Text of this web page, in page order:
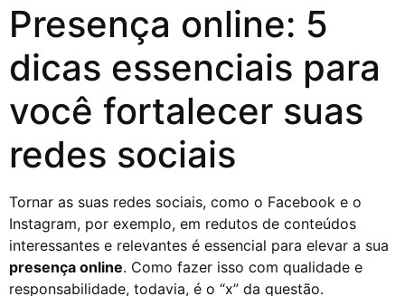
Presença online: 5
dicas essenciais para
você fortalecer suas
redes sociais
Tornar as suas redes sociais, como o Facebook e o
Instagram, por exemplo, em redutos de conteúdos
interessantes e relevantes é essencial para elevar a sua
presença online. Como fazer isso com qualidade e
responsabilidade, todavia, é o “x” da questão.